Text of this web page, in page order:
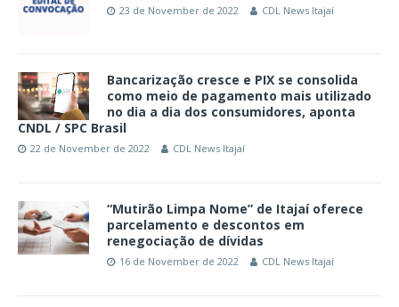
23 de November de 2022 CDL News Itajaí
Bancarização cresce e PIX se consolida
como meio de pagamento mais utilizado
no dia a dia dos consumidores, aponta
CNDL / SPC Brasil
22 de November de 2022 CDL News Itajaí
“Mutirão Limpa Nome” de Itajaí oferece
parcelamento e descontos em
renegociação de dívidas
16 de November de 2022 CDL News Itajaí